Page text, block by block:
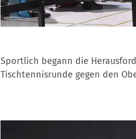
Sportlich begann die
Tischtennisrunde gegen den